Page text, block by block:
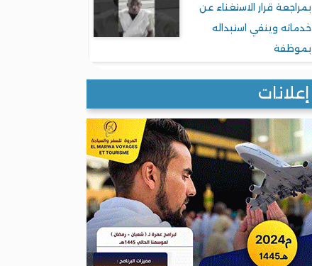
بمراجعة قرار الاستغناء عن
خدماته وينفي استبداله
بموظفة
إعلانات